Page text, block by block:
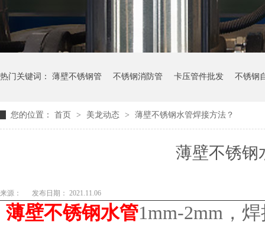
热门关键词： 薄壁不锈钢管 不锈钢消防管 卡压管件批发 不锈钢
您的位置： 首页 > 美龙动态 > 薄壁不锈钢水管焊接方法？
薄壁不锈钢
来源： 发布日期： 2021.11.06
薄壁不锈钢水管1mm-2mm，